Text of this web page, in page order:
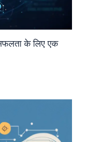
के लिए एक